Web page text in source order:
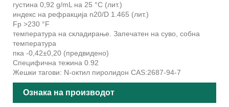
густина 0,92 g/mL на 25 °C (лит.)
индекс на рефракција n20/D 1.465 (лит.)
Fp >230 °F
температура на складирање. Запечатен на суво, собна
температура
пка -0,42±0,20 (предвидено)
Специфична тежина 0.92
Жешки тагови: N-октил пиролидон CAS:2687-94-7
Ознака на производот